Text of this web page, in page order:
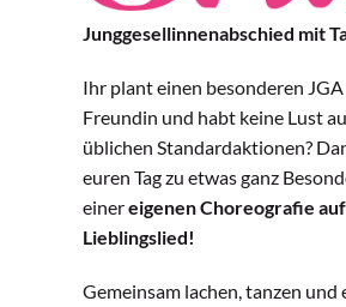
Junggesellinnenabschied mit
Ihr plant einen besonderen
Freundin und habt keine Lust
üblichen Standardaktionen?
euren Tag zu etwas ganz
einereigenen Choreografie
Lieblingslied!
Gemeinsam lachen, tanzen und